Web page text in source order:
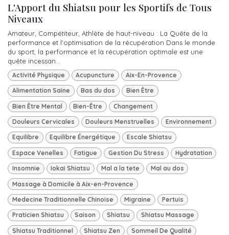
L'Apport du Shiatsu pour les Sportifs de Tous
Niveaux
Amateur, Compétiteur, Athlète de haut-niveau : La Quête de la
performance et l'optimisation de la récupération Dans le monde
du sport, la performance et la récupération optimale est une
quête incessan...
Activité Physique Acupuncture Aix-En-Provence
Alimentation Saine Bas du dos Bien Être
Bien Être Mental Bien-Être Changement
Douleurs Cervicales Douleurs Menstruelles Environnement
Equilibre Equilibre Énergétique Escale Shiatsu
Espace Venelles Fatigue Gestion Du Stress Hydratation
Insomnie Iokai Shiatsu Mal a la tete Mal au dos
Massage à Domicile à Aix-en-Provence
Medecine Traditionnelle Chinoise Migraine Pertuis
Praticien Shiatsu Saison Shiatsu Shiatsu Massage
Shiatsu Traditionnel Shiatsu Zen Sommeil De Qualité